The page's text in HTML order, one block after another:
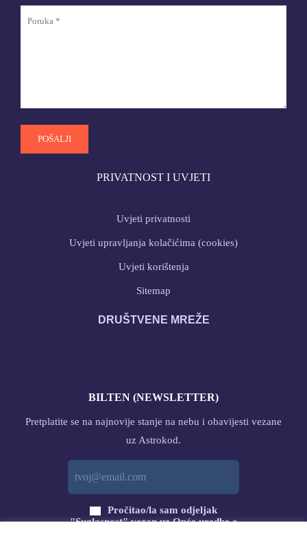
PRIVATNOST I UVJETI
Uvjeti privatnosti
Uvjeti upravljanja kolačićima (cookies)
Uvjeti korištenja
Sitemap
DRUŠTVENE MREŽE
BILTEN (NEWSLETTER)
Pretplatite se na najnovije stanje na nebu i obavijesti vezane
uz Astrokod.
Pročitao/la sam odjeljak
"Suglasnost" vezan uz Opće uredbe o